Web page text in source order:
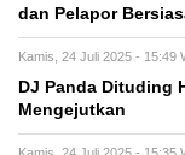
dan Pelapor
Kamis, 24 Juli 2025 - 15:49
DJ Panda Dituding
Mengejutkan